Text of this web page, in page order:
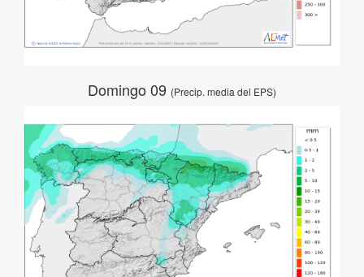
Domingo 09 (Precip. media del EPS)